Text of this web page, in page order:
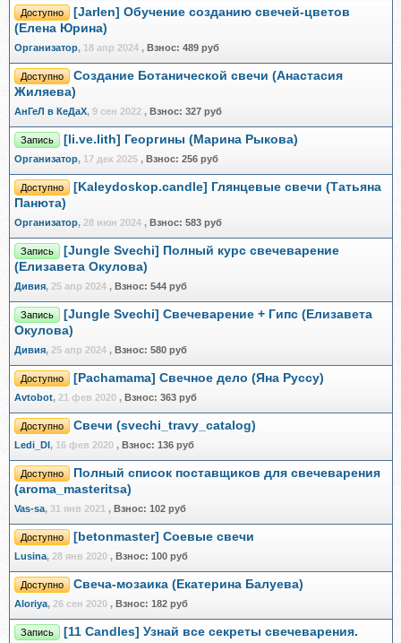
Доступно
[Jarlen] Обучение созданию свечей-цветов
(Елена Юрина)
Организатор, 18 апр 2024 , Взнос: 489 руб
Доступно
Создание Ботанической свечи (Анастасия
Жиляева)
АнГеЛ в КеДаХ, 9 сен 2022 , Взнос: 327 руб
Запись [li.ve.lith] Георгины (Марина Рыкова)
Организатор, 17 дек 2025 , Взнос: 256 руб
Доступно
[Kaleydoskop.candle] Глянцевые свечи (Татьяна
Панюта)
Организатор, 28 июн 2024 , Взнос: 583 руб
Запись
[Jungle Svechi] Полный курс свечеварение
(Елизавета Окулова)
Дивия, 25 апр 2024 , Взнос: 544 руб
Запись
[Jungle Svechi] Свечеварение + Гипс (Елизавета
Окулова)
Дивия, 25 апр 2024 , Взнос: 580 руб
Доступно [Pachamama] Свечное дело (Яна Руссу)
Avtobot, 21 фев 2020 , Взнос: 363 руб
Доступно Свечи (svechi_travy_catalog)
Ledi_DI, 16 фев 2020 , Взнос: 136 руб
Доступно
Полный список поставщиков для свечеварения
(aroma_masteritsa)
Vas-sa, 31 янв 2021 , Взнос: 102 руб
Доступно [betonmaster] Соевые свечи
Lusina, 28 янв 2020 , Взнос: 100 руб
Доступно Свеча-мозаика (Екатерина Балуева)
Aloriya, 26 сен 2020 , Взнос: 182 руб
Запись
[11 Candles] Узнай все секреты свечеварения.